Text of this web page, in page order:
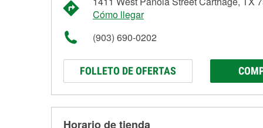
Cómo llegar
(903) 690-0202
FOLLETO DE OFERTAS
Horario de tienda